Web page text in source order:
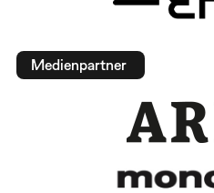
Medienpartner